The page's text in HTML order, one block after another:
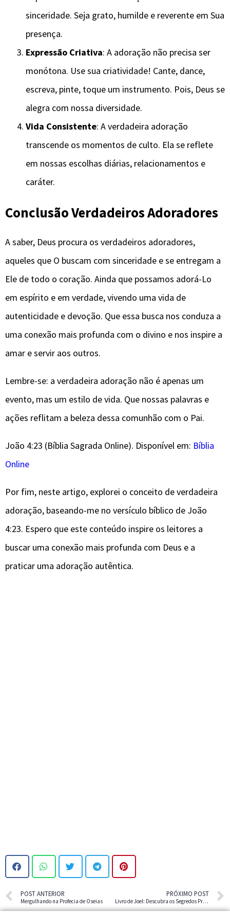
sinceridade. Seja grato, humilde e reverente em Sua
presença.
Expressão Criativa: A adoração não precisa ser
monótona. Use sua criatividade! Cante, dance,
escreva, pinte, toque um instrumento. Pois, Deus se
alegra com nossa diversidade.
Vida Consistente: A verdadeira adoração
transcende os momentos de culto. Ela se reflete
em nossas escolhas diárias, relacionamentos e
caráter.
Conclusão Verdadeiros Adoradores
A saber, Deus procura os verdadeiros adoradores,
aqueles que O buscam com sinceridade e se entregam a
Ele de todo o coração. Ainda que possamos adorá-Lo
em espírito e em verdade, vivendo uma vida de
autenticidade e devoção. Que essa busca nos conduza a
uma conexão mais profunda com o divino e nos inspire a
amar e servir aos outros.
Lembre-se: a verdadeira adoração não é apenas um
evento, mas um estilo de vida. Que nossas palavras e
ações reflitam a beleza dessa comunhão com o Pai.
João 4:23 (Bíblia Sagrada Online). Disponível em: Bíblia
Online
Por fim, neste artigo, explorei o conceito de verdadeira
adoração, baseando-me no versículo bíblico de João
4:23. Espero que este conteúdo inspire os leitores a
buscar uma conexão mais profunda com Deus e a
praticar uma adoração autêntica.
POST ANTERIOR
Mergulhando na Profecia de Oseias
PRÓXIMO POST
Livro de Joel: Descubra os Segredos Profundos